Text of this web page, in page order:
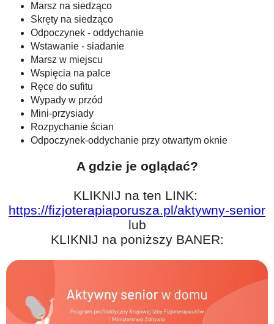
Marsz na siedząco
Skręty na siedząco
Odpoczynek - oddychanie
Wstawanie - siadanie
Marsz w miejscu
Wspięcia na palce
Ręce do sufitu
Wypady w przód
Mini-przysiady
Rozpychanie ścian
Odpoczynek-oddychanie przy otwartym oknie
A gdzie je oglądać?
KLIKNIJ na ten LINK:
https://fizjoterapiaporusza.pl/aktywny-senior
lub
KLIKNIJ na poniższy BANER: